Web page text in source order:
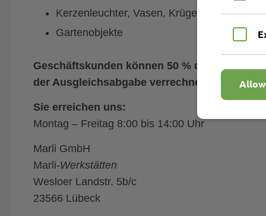
Kerzenleuchter, Vasen, Krüge
Gartenobjekte
Geschäftskunden können 50 % der in
der Ausgleichsabgabe verrechnen.
Sie erreichen uns:
Montag – Freitag 8:00 bis 14:00 Uhr
Marli GmbH
Marli-Werkstätten
Wesloer Landstr. 5b/c
23566 Lübeck